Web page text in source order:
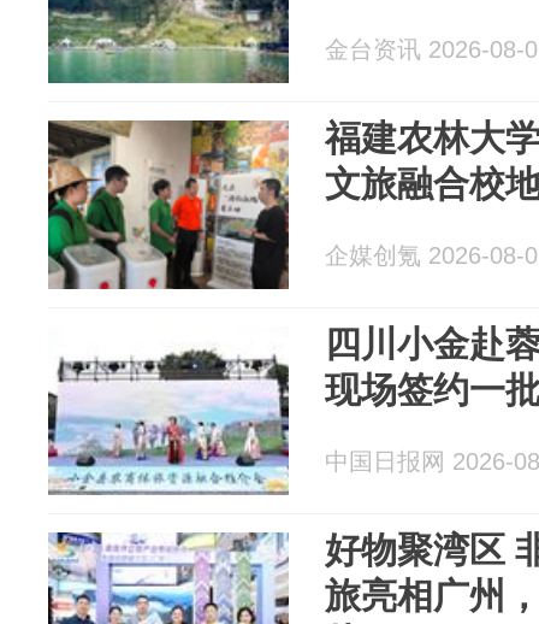
金台资讯 2026-08-
福建农林大
文旅融合校
企媒创氪 2026-08-
四川小金赴
现场签约一
中国日报网 2026-
好物聚湾区
旅亮相广州